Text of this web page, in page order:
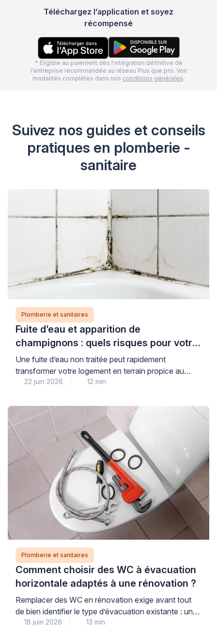
Téléchargez l’application et soyez
récompensé
* Eligible au paiement dès l'intégration définitive de
l'entreprise recommandée au réseau Plus que pro. Voir
modalités complètes dans nos conditions générales.
Suivez nos guides et conseils
pratiques en plomberie -
sanitaire
Plomberie et sanitaires
Fuite d’eau et apparition de
champignons : quels risques pour votre
logement et votre santé ?
Une fuite d’eau non traitée peut rapidement
transformer votre logement en terrain propice au
développement de champignons et moisissures,
solidité de votre habitat. Cette situation, plus
fréquente qu’on ne le pense dans les pièces humides,
nécessite une intervention rapide et qualifiée pour
éviter que les dégâts […]
22 juin 2026 12 min
Plomberie et sanitaires
Comment choisir des WC à évacuation
horizontale adaptés à une rénovation ?
Remplacer des WC en rénovation exige avant tout
de bien identifier le type d’évacuation existante : une
évacuation horizontale (sortie murale arrière) impose
18 juin 2026 13 min